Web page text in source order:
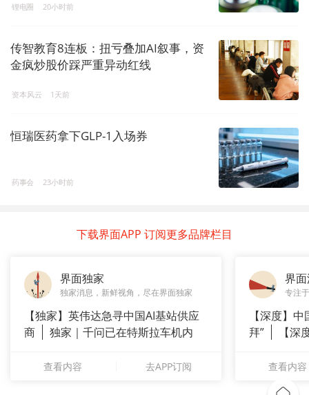
锂电圈 20小时前
传智教育8连板：扭亏叠加AI叙事，资
金疯炒股价踩严重异动红线
资本风云 1天前
恒瑞医药拿下GLP-1入场券
药事会 23小时前
下载界面APP 订阅更多品牌栏目
界面独家
独家消息，新鲜视角，尽在界面独家
【独家】英伟达急寻中国AI基站供应
商
独家｜千问已在特斯拉车机内
查看内容 去APP订阅
界
专注
【深度】
拜”
【
查看内容